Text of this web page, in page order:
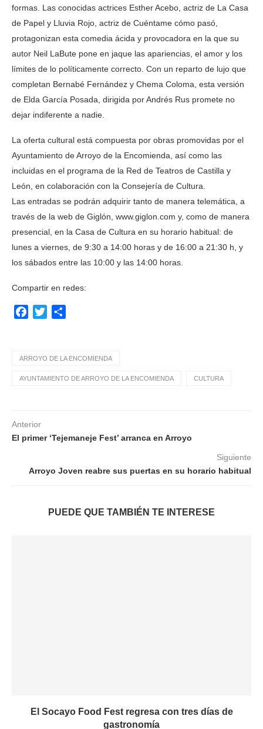
formas. Las conocidas actrices Esther Acebo, actriz de La Casa
de Papel y Lluvia Rojo, actriz de Cuéntame cómo pasó,
protagonizan esta comedia ácida y provocadora en la que su
autor Neil LaBute pone en jaque las apariencias, el amor y los
límites de lo políticamente correcto. Con un reparto de lujo que
completan Bernabé Fernández y Chema Coloma, esta versión
de Elda García Posada, dirigida por Andrés Rus promete no
dejar indiferente a nadie.
La oferta cultural está compuesta por obras promovidas por el
Ayuntamiento de Arroyo de la Encomienda, así como las
incluidas en el programa de la Red de Teatros de Castilla y
León, en colaboración con la Consejería de Cultura.
Las entradas se podrán adquirir tanto de manera telemática, a
través de la web de Giglón, www.giglon.com y, como de manera
presencial, en la Casa de Cultura en su horario habitual: de
lunes a viernes, de 9:30 a 14:00 horas y de 16:00 a 21:30 h, y
los sábados entre las 10:00 y las 14:00 horas.
Compartir en redes:
Facebook
Twitter
ARROYO DE LA ENCOMIENDA
AYUNTAMIENTO DE ARROYO DE LA ENCOMIENDA CULTURA
Anterior
El primer ‘Tejemaneje Fest’ arranca en Arroyo
Siguiente
Arroyo Joven reabre sus puertas en su horario habitual
PUEDE QUE TAMBIÉN TE INTERESE
El Socayo Food Fest regresa con tres días de
gastronomía